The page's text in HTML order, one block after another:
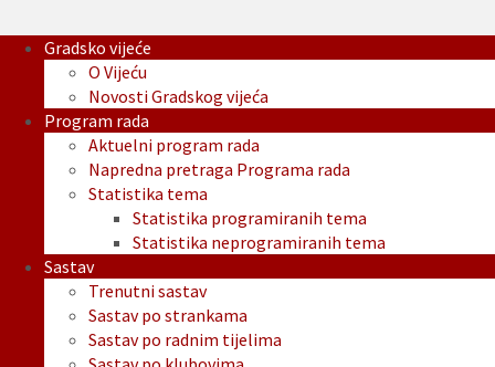
Gradsko vijeće
O Vijeću
Novosti Gradskog vijeća
Program rada
Aktuelni program rada
Napredna pretraga Programa rada
Statistika tema
Statistika programiranih tema
Statistika neprogramiranih tema
Sastav
Trenutni sastav
Sastav po strankama
Sastav po radnim tijelima